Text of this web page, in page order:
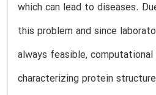
which can lead to diseases.
this problem and since
always feasible,
characterizing protein